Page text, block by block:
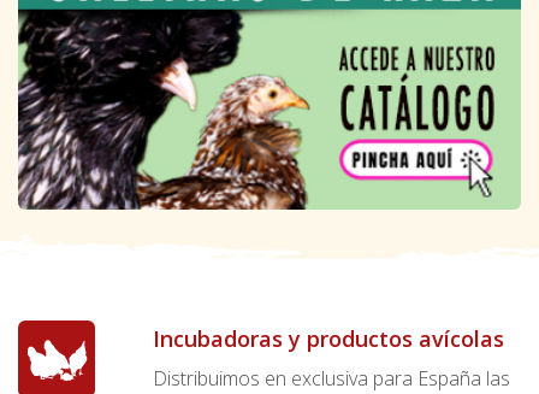
Incubadoras y productos avícolas
Distribuimos en exclusiva para España las